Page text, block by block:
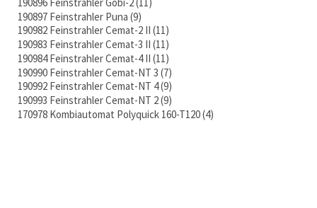
190897 Feinstrahler Puna 9
190982 Feinstrahler Cemat-2 II 11
190983 Feinstrahler Cemat-3 II 11
190984 Feinstrahler Cemat-4 II 11
190990 Feinstrahler Cemat-NT 3 7
190992 Feinstrahler Cemat-NT 4 9
190993 Feinstrahler Cemat-NT 2 9
170978 Kombiautomat Polyquick 160-T120 4